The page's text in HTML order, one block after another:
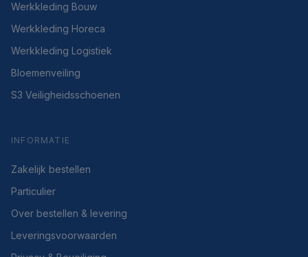
Werkkleding Bouw
Werkkleding Horeca
Werkkleding Logistiek
Bloemenveiling
S3 Veiligheidsschoenen
INFORMATIE
Zakelijk bestellen
Particulier
Over bestellen & levering
Leveringsvoorwaarden